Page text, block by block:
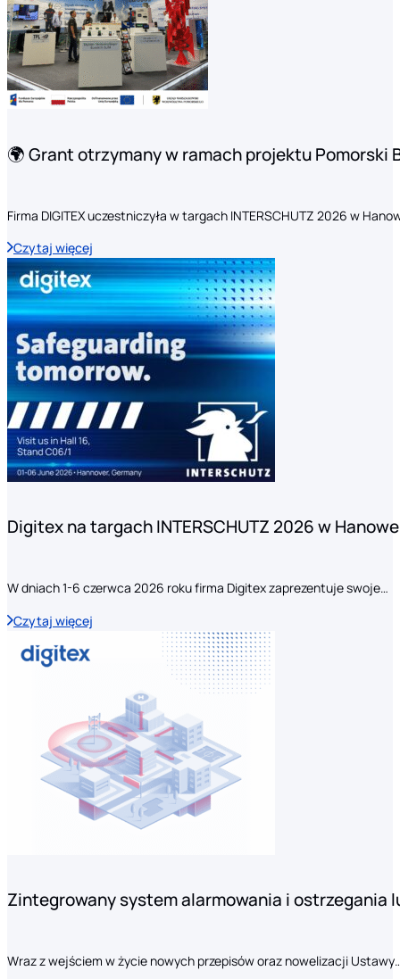
🌍 Grant otrzymany w ramach projektu Pomorski
Firma DIGITEX uczestniczyła w targach INTERSCHUTZ 2026 w
Czytaj więcej
Digitex na targach INTERSCHUTZ 2026 w
W dniach 1-6 czerwca 2026 roku firma Digitex zaprezentuje swoje…
Czytaj więcej
Zintegrowany system alarmowania i ostrzegania
Wraz z wejściem w życie nowych przepisów oraz nowelizacji